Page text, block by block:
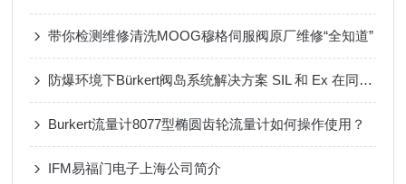
带你检测维修清洗MOOG穆格伺服阀原厂维修“全知道”
防爆环境下Bürkert阀岛系统解决方案 SIL 和 Ex 在同一电柜
Burkert流量计8077型椭圆齿轮流量计如何操作使用？
IFM易福门电子上海公司简介